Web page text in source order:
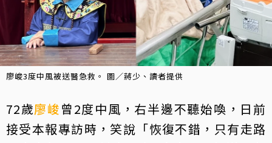
廖峻3度中風被送醫急救。 圖／蔣少、讀者提供
72歲廖峻曾2度中風，右半邊不聽始喚，日前
接受本報專訪時，笑說「恢復不錯，只有走路